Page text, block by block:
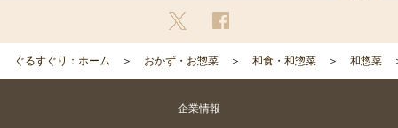
ぐるすぐり：ホーム おかず・お惣菜 和食・和惣菜 和惣菜
企業情報